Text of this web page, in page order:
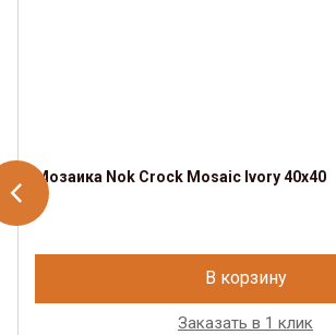
Мозаика Nok Crock Mosaic Ivory 40x40
В корзину
Заказать в 1 клик